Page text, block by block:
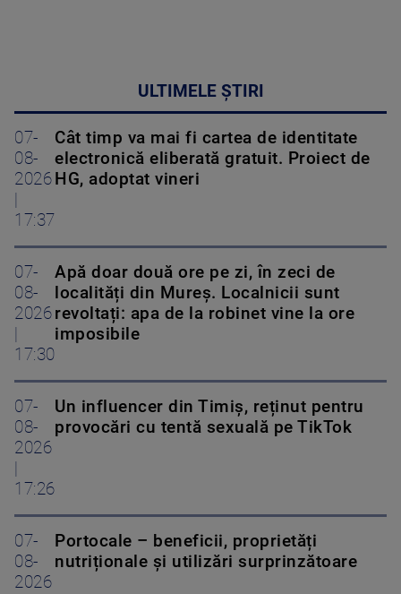
ULTIMELE ȘTIRI
07-
08-
2026
17:37
Cât timp va mai fi cartea de identitate
electronică eliberată gratuit. Proiect de
HG, adoptat vineri
07-
08-
2026
17:30
Apă doar două ore pe zi, în zeci de
localități din Mureș. Localnicii sunt
revoltați: apa de la robinet vine la ore
imposibile
07-
08-
2026
17:26
Un influencer din Timiș, reținut pentru
provocări cu tentă sexuală pe TikTok
07-
08-
2026
Portocale – beneficii, proprietăți
nutriționale și utilizări surprinzătoare